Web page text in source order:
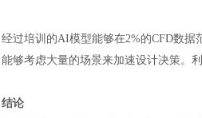
经过培训的AI模型能够在2%的CFD数据
能够考虑大量的场景来加速设计决策。
结论